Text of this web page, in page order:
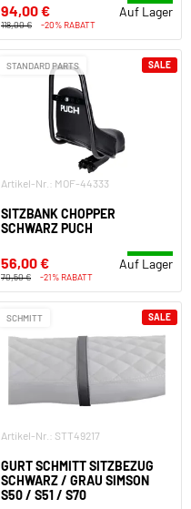
94,00 € Auf Lager
118,00 € -20% RABATT
STANDARD PARTS
Artikel-Nr.: MOF-44333
SITZBANK CHOPPER
SCHWARZ PUCH
56,00 € Auf Lager
70,50 € -21% RABATT
SALE
SCHMITT
Artikel-Nr.: STT49217
GURT SCHMITT SITZBEZUG
SCHWARZ / GRAU SIMSON
S50 / S51 / S70
SALE